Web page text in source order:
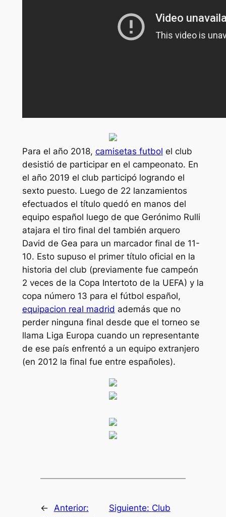
Para el año 2018, camisetas futbol el club
desistió de participar en el campeonato. En
el año 2019 el club participó logrando el
sexto puesto. Luego de 22 lanzamientos
efectuados el título quedó en manos del
equipo español luego de que Gerónimo Rulli
atajara el tiro final del también arquero
David de Gea para un marcador final de 11-
10. Esto supuso el primer título oficial en la
historia del club (previamente fue campeón
2 veces de la Copa Intertoto de la UEFA) y la
copa número 13 para el fútbol español,
equipacion real madrid además que no
perder ninguna final desde que el torneo se
llama Liga Europa cuando un representante
de ese país enfrentó a un equipo extranjero
(en 2012 la final fue entre españoles).
← Anterior:
Siguiente: Club